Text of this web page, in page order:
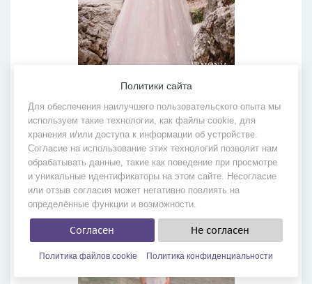
Hedley
Бренд:Armonia
Коллекция: Wind Rose 2019
Политики сайта
Для обеспечения наилучшего пользовательского опыта мы
используем такие технологии, как файлы cookie, для
хранения и/или доступа к информации об устройстве.
Согласие на использование этих технологий позволит нам
обрабатывать данные, такие как поведение при просмотре
и уникальные идентификаторы на этом сайте. Несогласие
или отзыв согласия может негативно повлиять на
определённые функции и возможности.
Согласен Не согласен
Политика файлов cookie Политика конфиденциальности